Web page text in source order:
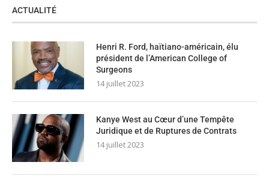
ACTUALITÉ
Henri R. Ford, haïtiano-américain, élu
président de l’American College of
Surgeons
14 juillet 2023
Kanye West au Cœur d’une Tempête
Juridique et de Ruptures de Contrats
14 juillet 2023